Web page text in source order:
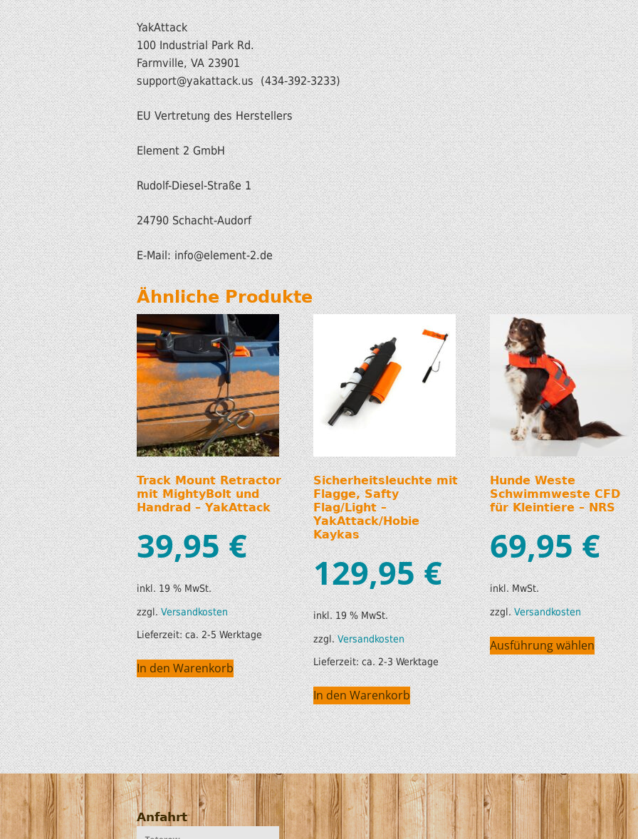
YakAttack
100 Industrial Park Rd.
Farmville, VA
support@yakattack.us (434-392-3233)
EU Vertretung des Herstellers
Element 2 GmbH
Rudolf-Diesel-Straße 1
24790 Schacht-Audorf
E-Mail: info@element-2.de
Ähnliche Produkte
Track Mount Retractor
mit MightyBolt und
Handrad – YakAttack
39,95€
inkl. 19 % MwSt.
zzgl.Versandkosten
Lieferzeit:ca. 2-5 Werktage
In den Warenkorb
Sicherheitsleuchte mit
Flagge, Safty
Flag/Light –
YakAttack/Hobie
Kaykas
129,95€
inkl. 19 % MwSt.
zzgl.Versandkosten
Lieferzeit:ca. 2-3 Werktage
In den Warenkorb
Hunde Weste
Schwimmweste CFD
für Kleintiere – NRS
69,95€
inkl. MwSt.
zzgl.Versandkosten
Ausführung wählen
Anfahrt